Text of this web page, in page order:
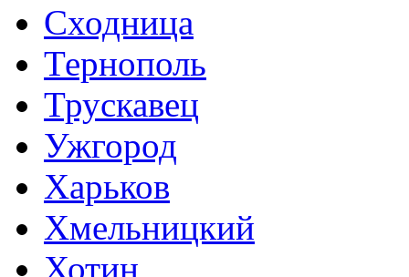
Сходница
Тернополь
Трускавец
Ужгород
Харьков
Хмельницкий
Хотин